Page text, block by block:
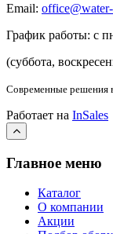
Email:
График работы: с
(суббота,
Современные решения
Работает на InSales
Главное меню
Каталог
О компании
Акции